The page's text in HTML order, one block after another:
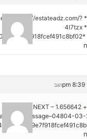
16: https://estateadz.com/?
4l7tzx
הגב
🗑 + 1.656642 BTC.NEXT –
Message–04804-03-